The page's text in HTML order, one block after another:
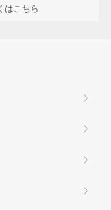
はこちら